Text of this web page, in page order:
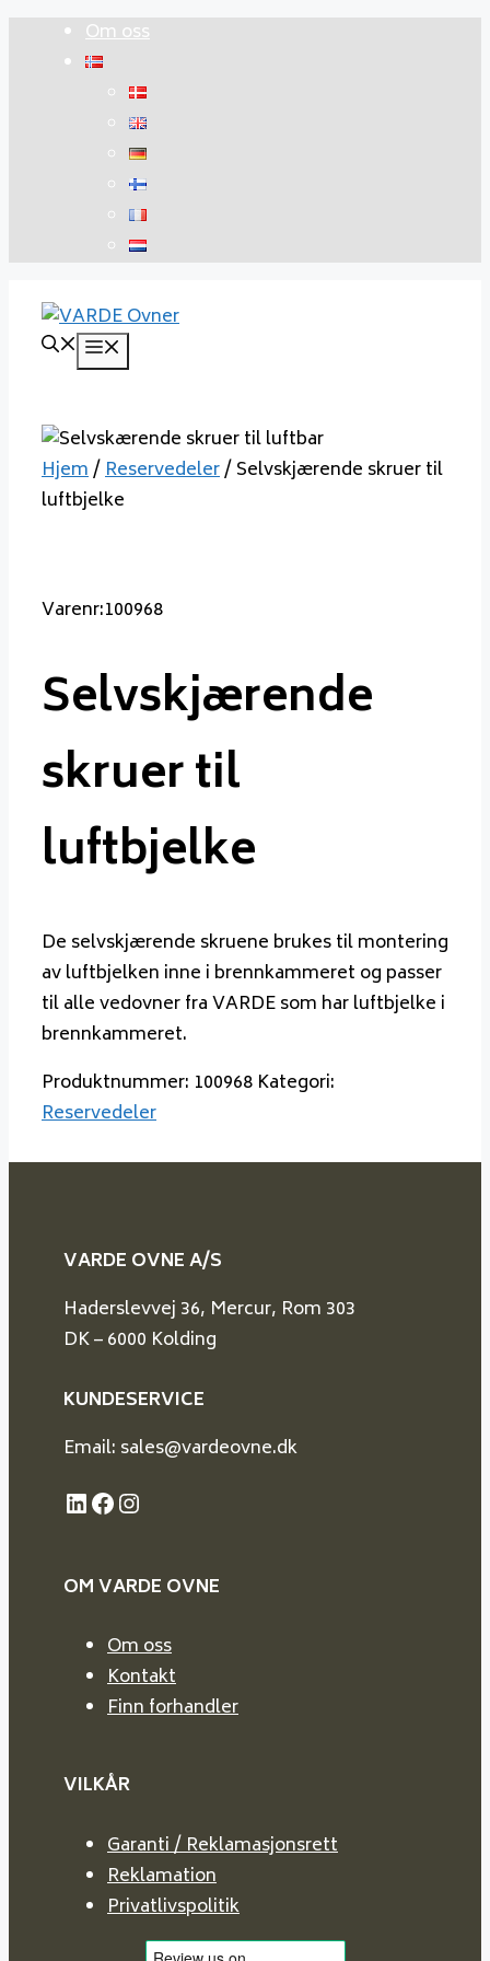
Om oss
Hjem/Reservedeler/ Selvskjærende skruer til
luftbjelke
Varenr:100968
Selvskjærende
skruer til
luftbjelke
De selvskjærende skruene brukes til montering
av luftbjelken inne i brennkammeret og passer
til alle vedovner fra VARDE som har luftbjelke i
brennkammeret.
Produktnummer: 100968 Kategori:
Reservedeler
VARDE OVNE A/S
Haderslevvej 36, Mercur, Rom 303
DK – 6000 Kolding
KUNDESERVICE
Email: sales@vardeovne.dk
LinkedIn
Facebook
Instagram
OM VARDE OVNE
Om oss
Kontakt
Finn forhandler
VILKÅR
Garanti / Reklamasjonsrett
Reklamation
Privatlivspolitik